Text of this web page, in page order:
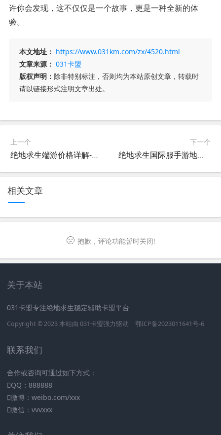
许你会发现，这不仅仅是一个故事，更是一种全新的体
验。
本文地址： https://www.031km.com/zx/4520.html
文章来源： 031卡盟
版权声明： 除非特别标注，否则均为本站原创文章，转载时
请以链接形式注明文章出处。
上一个
绝地求生端游价格详解-绝地求生端游购买费用及最新价格信息
下一个
绝地求生国际服手游地铁逃生玩法攻略-绝地求生国际服手游地铁逃生怎么玩
相关文章
抱歉，评论功能暂时关闭!
关于本站
031卡盟专注绝地求生稳定辅助卡盟平台
Copyright © 2023 本站由 031卡盟强力驱动 鄂ICP备2023011641号-6
联系我们
合作或咨询可通过如下方式：
QQ：888888
微博：weibo.com/xxx
微信：vvvxxx